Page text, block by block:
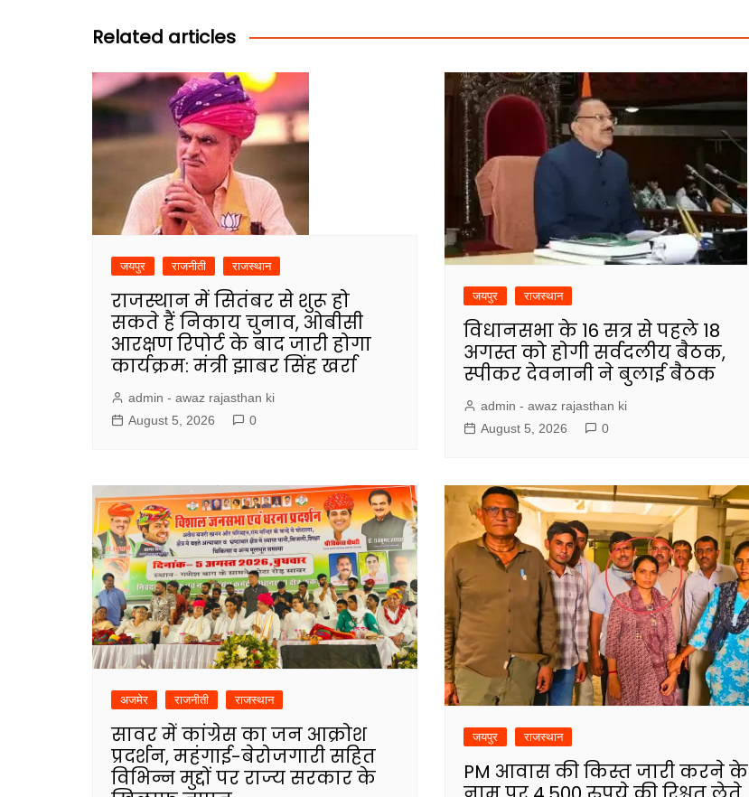
Related articles
जयपुर राजनीती राजस्थान
राजस्थान में सितंबर से शुरू हो
सकते हैं निकाय चुनाव, ओबीसी
आरक्षण रिपोर्ट के बाद जारी होगा
कार्यक्रम: मंत्री झाबर सिंह खर्रा
admin - awaz rajasthan ki
August 5, 2026
0
जयपुर राजस्थान
विधानसभा के 16 सत्र से पहले 18
अगस्त को होगी सर्वदलीय बैठक,
स्पीकर देवनानी ने बुलाई बैठक
admin - awaz rajasthan ki
August 5, 2026
0
अजमेर राजनीती राजस्थान
सावर में कांग्रेस का जन आक्रोश
प्रदर्शन, महंगाई-बेरोजगारी सहित
विभिन्न मुद्दों पर राज्य सरकार के
जयपुर राजस्थान
PM आवास की किस्त जारी करने के